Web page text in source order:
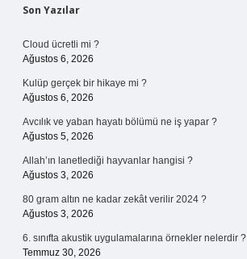
Sidebar
Son Yazılar
Cloud ücretli mi ?
Ağustos 6, 2026
Kulüp gerçek bir hikaye mi ?
Ağustos 6, 2026
Avcılık ve yaban hayatı bölümü ne iş yapar ?
Ağustos 5, 2026
Allah’ın lanetlediği hayvanlar hangisi ?
Ağustos 3, 2026
80 gram altın ne kadar zekât verilir 2024 ?
Ağustos 3, 2026
6. sınıfta akustik uygulamalarına örnekler nelerdir ?
Temmuz 30, 2026